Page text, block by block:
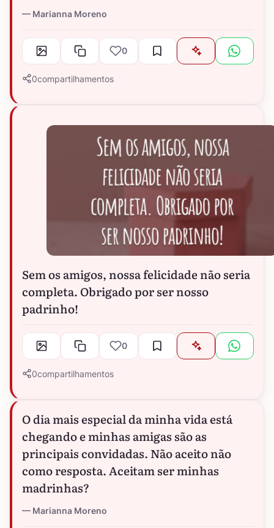
Marianna Moreno
0
0compartilhamentos
Sem os amigos, nossa felicidade não seria
completa. Obrigado por ser nosso
padrinho!
0
0compartilhamentos
O dia mais especial da minha vida está
chegando e minhas amigas são as
principais convidadas. Não aceito não
como resposta. Aceitam ser minhas
madrinhas?
Marianna Moreno